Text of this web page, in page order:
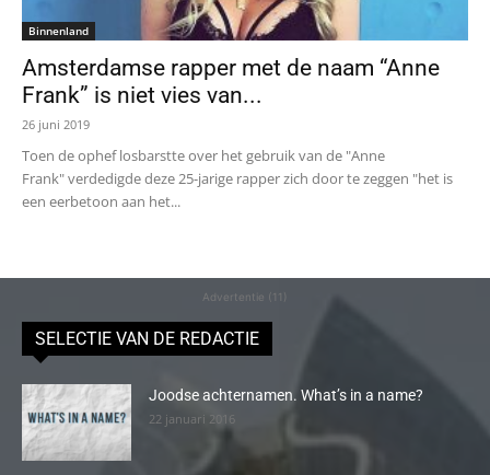
Binnenland
Amsterdamse rapper met de naam “Anne
Frank” is niet vies van...
26 juni 2019
Toen de ophef losbarstte over het gebruik van de "Anne
Frank" verdedigde deze 25-jarige rapper zich door te zeggen "het is
een eerbetoon aan het...
Advertentie (11)
SELECTIE VAN DE REDACTIE
Joodse achternamen. What’s in a name?
22 januari 2016